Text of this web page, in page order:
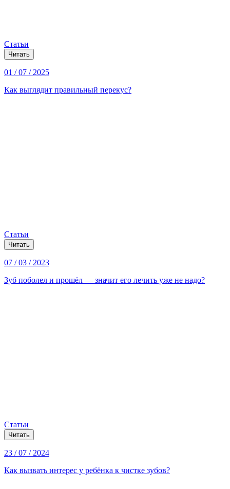
Статьи
Читать
01 / 07 / 2025
Как выглядит правильный перекус?
Статьи
Читать
07 / 03 / 2023
Зуб поболел и прошёл — значит его лечить уже не надо?
Статьи
Читать
23 / 07 / 2024
Как вызвать интерес у ребёнка к чистке зубов?